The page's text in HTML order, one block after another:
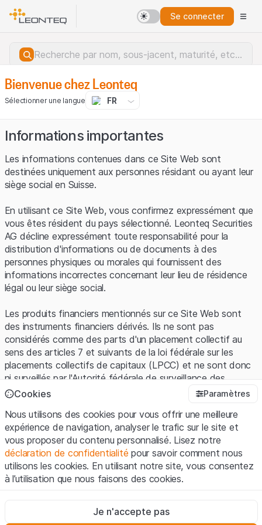
Se connecter
Erreur du serveur.
Bienvenue chez Leonteq
Sélectionner une langue FR
Informations importantes
Les informations contenues dans ce Site Web sont
destinées uniquement aux personnes résidant ou ayant leur
siège social en Suisse.
En utilisant ce Site Web, vous confirmez expressément que
vous êtes résident du pays sélectionné. Leonteq Securities
AG décline expressément toute responsabilité pour la
distribution d'informations ou de documents à des
personnes physiques ou morales qui fournissent des
informations incorrectes concernant leur lieu de résidence
légal ou leur siège social.
Les produits financiers mentionnés sur ce Site Web sont
des instruments financiers dérivés. Ils ne sont pas
considérés comme des parts d'un placement collectif au
sens des articles 7 et suivants de la loi fédérale sur les
placements collectifs de capitaux (LPCC) et ne sont donc
ni surveillés par l'Autorité fédérale de surveillance des
marchés financiers (FINMA) ni enregistrés auprès de la
protection spécifique des investisseurs prévue par la LPCC.
Conditions d'utilisation et informations juridiques
En utilisant le Site Web de Leonteq Securities AG (ci-après
"Site Web"), vous confirmez que vous avez compris et que
vous acceptez les informations juridiques, les notes
vous n'acceptez pas les Conditions d'utilisation, veuillez-
vous abstenir d'utiliser ce Site Web.
Cookies Paramètres
Nous utilisons des cookies pour vous offrir une meilleure
expérience de navigation, analyser le trafic sur le site et
vous proposer du contenu personnalisé. Lisez notre
déclaration de confidentialité pour savoir comment nous
utilisons les cookies. En utilisant notre site, vous consentez
à l’utilisation que nous faisons des cookies.
Ces cookies sont nécessaires au bon fonctionnement du site
Je n'accepte pas